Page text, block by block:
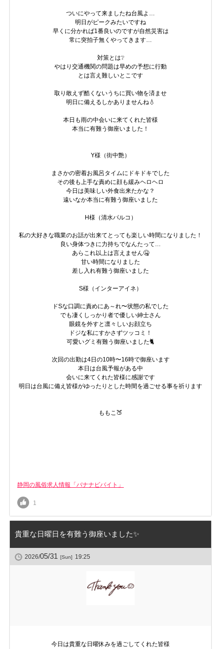
ついにやって来ましたね台風よ…
明日がピークみたいですね
早くに分かれば1番良いのですが自然災害は
常に突拍子無くやってきます…
対策とは❔️
やはり交通機関の問題は早めの予想に行動
とは言え難しいとこです
取り敢えず酷くないうちに買い物を済ませ
明日に備えるしかありませんね💧
本日も雨の中会いに来てくれた皆様
本当に有難う御座いました！
Y様（街中艶）
まさかの密着お風呂タイムにドキドキでした
その後も上手な責めに顔も緩みヘロヘロ
今日は美味しい外食出来たかな？
遠いなか本当に有難う御座いました
H様（清水パルコ）
私の大好きな職業のお話が出来てとっても楽しい時間になりました！
良い身体つきに力持ちでなんたって…
あらこれ以上は言えません🤐
甘い時間になりました
差し入れ有難う御座いました
S様（インターアイネ）
ドSな口調に責めにあ～れ〜状態の私でした
でも凄くしっかり者で優しい紳士さん
眼鏡を外すと凛々しいお顔立ち
ドジな私にすかさずツッコミ！
可愛いグミ有難う御座いました🐈️
次回の出勤は4日の10時〜16時で御座います
本日は台風予報がある中
会いに来てくれた皆様に感謝です
明日は台風に備え皆様がゆったりとした時間を過ごせる事を祈ります
ももこ🍑
静岡の風俗求人情報「バナナビバイト」
1
貴重な日曜日を有難う御座いました✨
2026/05/31 [Sun] 19:25
今日は貴重な日曜休みを過ごしてくれた皆様